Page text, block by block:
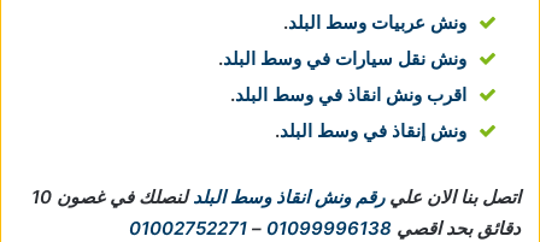
ونش عربيات وسط البلد.
ونش نقل سيارات في وسط البلد.
اقرب ونش انقاذ في وسط البلد.
ونش إنقاذ في وسط البلد.
اتصل بنا الان عليرقم ونش انقاذ وسط البلد
لنصلك في غصون 10
دقائق بحد اقصي 01099996138
–
01002752271